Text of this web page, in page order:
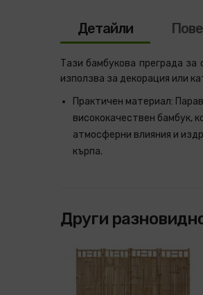
Детайли
Тази бамбукова преграда
използва за декорация или
Практичен материал:
висококачествен бамбук,
атмосферни влияния и
кърпа.
Други